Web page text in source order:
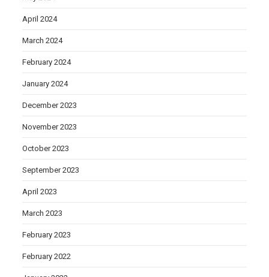
April 2024
March 2024
February 2024
January 2024
December 2023
November 2023
October 2023
September 2023
April 2023
March 2023
February 2023
February 2022